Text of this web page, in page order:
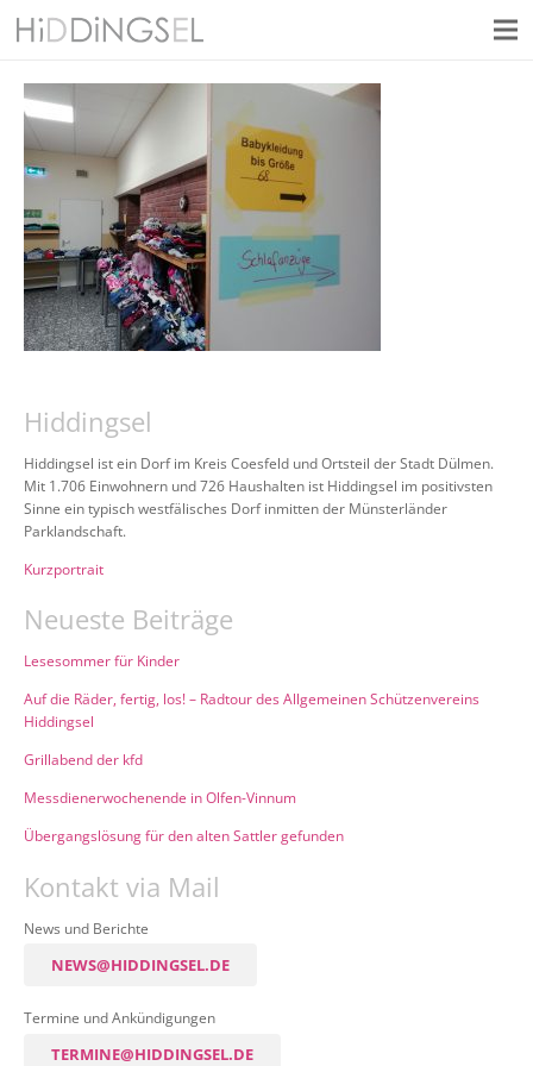
Hiddingsel
Hiddingsel ist ein Dorf im Kreis Coesfeld und Ortsteil der Stadt Dülmen.
Mit 1.706 Einwohnern und 726 Haushalten ist Hiddingsel im positivsten
Sinne ein typisch westfälisches Dorf inmitten der Münsterländer
Parklandschaft.
Kurzportrait
Neueste Beiträge
Lesesommer für Kinder
Auf die Räder, fertig, los! – Radtour des Allgemeinen Schützenvereins
Hiddingsel
Grillabend der kfd
Messdienerwochenende in Olfen-Vinnum
Übergangslösung für den alten Sattler gefunden
Kontakt via Mail
News und Berichte
NEWS@HIDDINGSEL.DE
Termine und Ankündigungen
TERMINE@HIDDINGSEL.DE